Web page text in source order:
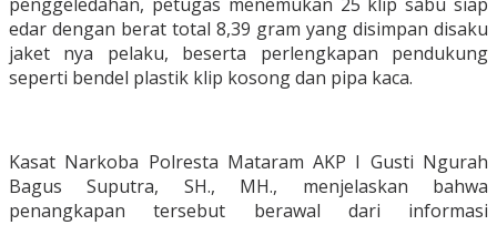
edar dengan berat total 8,39 gram yang disimpan disaku
jaket nya pelaku, beserta perlengkapan pendukung
seperti bendel plastik klip kosong dan pipa kaca.
Kasat Narkoba Polresta Mataram AKP I Gusti Ngurah
Bagus Suputra, SH., MH., menjelaskan bahwa
penangkapan tersebut berawal dari informasi